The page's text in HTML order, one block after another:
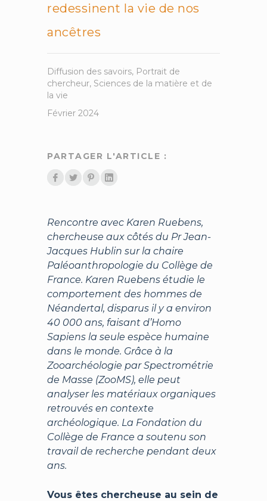
redessinent la vie de nos
ancêtres
Diffusion des savoirs, Portrait de
chercheur, Sciences de la matière et de
la vie
Février 2024
PARTAGER L'ARTICLE :
Rencontre avec Karen Ruebens,
chercheuse aux côtés du Pr Jean-
Jacques Hublin sur la chaire
Paléoanthropologie du Collège de
France. Karen Ruebens étudie le
comportement des hommes de
Néandertal, disparus il y a environ
40 000 ans, faisant d’Homo
Sapiens la seule espèce humaine
dans le monde. Grâce à la
Zooarchéologie par Spectrométrie
de Masse (ZooMS), elle peut
analyser les matériaux organiques
retrouvés en contexte
archéologique. La Fondation du
Collège de France a soutenu son
travail de recherche pendant deux
ans.
Vous êtes chercheuse au sein de